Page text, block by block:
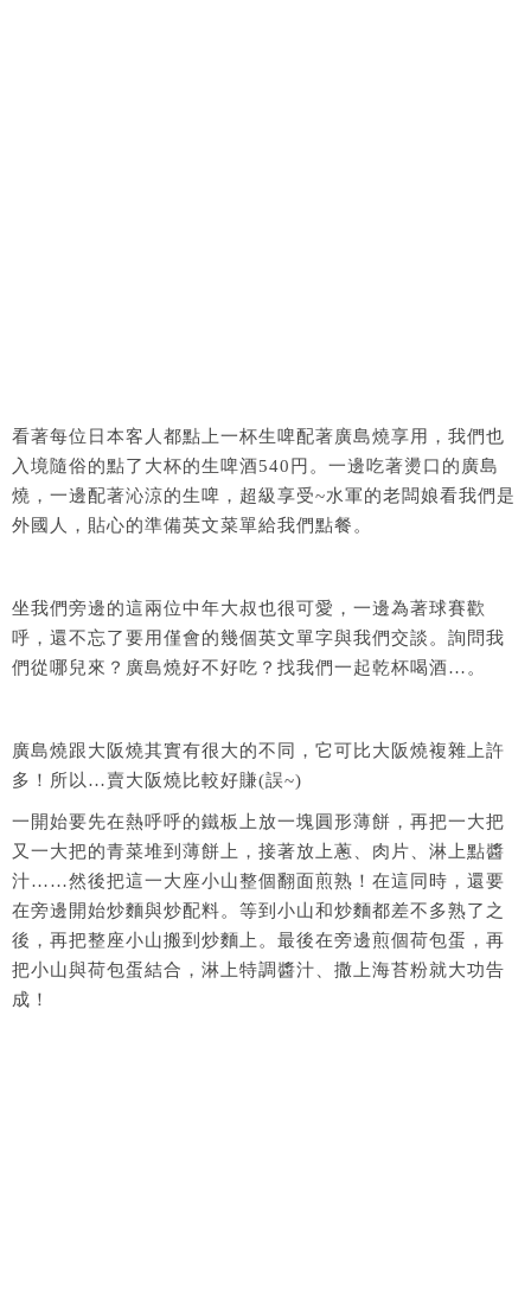
看著每位日本客人都點上一杯生啤配著廣島燒享用，我們也
入境隨俗的點了大杯的生啤酒540円。一邊吃著燙口的廣島
燒，一邊配著沁涼的生啤，超級享受~水軍的老闆娘看我們是
外國人，貼心的準備英文菜單給我們點餐。
坐我們旁邊的這兩位中年大叔也很可愛，一邊為著球賽歡
呼，還不忘了要用僅會的幾個英文單字與我們交談。詢問我
們從哪兒來？廣島燒好不好吃？找我們一起乾杯喝酒…。
廣島燒跟大阪燒其實有很大的不同，它可比大阪燒複雜上許
多！所以…賣大阪燒比較好賺(誤~)
一開始要先在熱呼呼的鐵板上放一塊圓形薄餅，再把一大把
又一大把的青菜堆到薄餅上，接著放上蔥、肉片、淋上點醬
汁……然後把這一大座小山整個翻面煎熟！在這同時，還要
在旁邊開始炒麵與炒配料。等到小山和炒麵都差不多熟了之
後，再把整座小山搬到炒麵上。最後在旁邊煎個荷包蛋，再
把小山與荷包蛋結合，淋上特調醬汁、撒上海苔粉就大功告
成！